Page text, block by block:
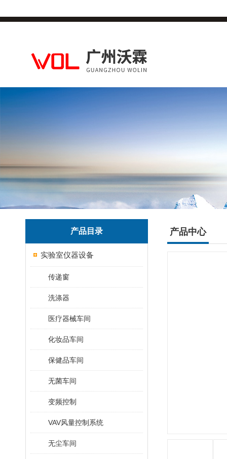
产品目录
实验室仪器设备
传递窗
洗涤器
医疗器械车间
化妆品车间
保健品车间
无菌车间
变频控制
VAV风量控制系统
无尘车间
产品中心